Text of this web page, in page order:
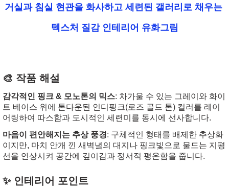
거실과 침실 현관을 화사하고 세련된 갤러리로 채우는
텍스처 질감 인테리어 유화그림
🎨 작품 해설
감각적인 핑크 & 모노톤의 믹스: 차가울 수 있는 그레이와 화이
트 베이스 위에 톤다운된 인디핑크(로즈 골드 톤) 컬러를 레이
어링하여 따스함과 도시적인 세련미를 동시에 선사합니다.
마음이 편안해지는 추상 풍경: 구체적인 형태를 배제한 추상화
이지만, 마치 안개 낀 새벽녘의 대지나 핑크빛으로 물드는 지평
선을 연상시켜 공간에 깊이감과 정서적 평온함을 줍니다.
✨ 인테리어 포인트